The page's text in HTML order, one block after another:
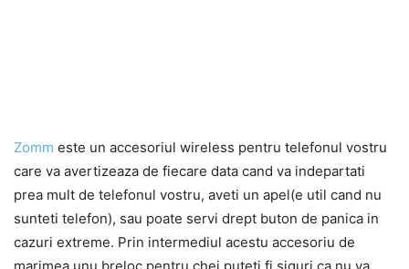
Zomm este un accesoriul wireless pentru telefonul vostru
care va avertizeaza de fiecare data cand va indepartati
prea mult de telefonul vostru, aveti un apel(e util cand nu
sunteti telefon), sau poate servi drept buton de panica in
cazuri extreme. Prin intermediul acestu accesoriu de